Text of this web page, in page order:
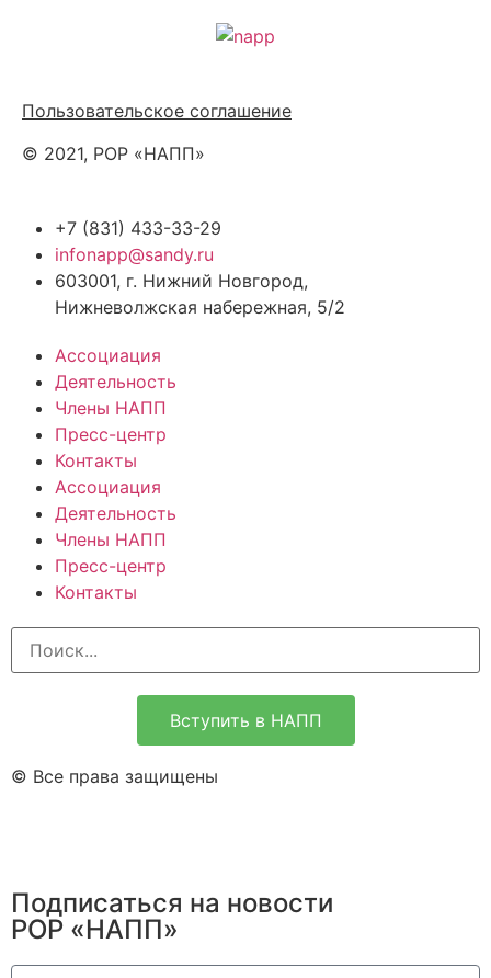
Пользовательское соглашение
© 2021, РОР «НАПП»
+7 (831) 433-33-29
infonapp@sandy.ru
603001, г. Нижний Новгород,
Нижневолжская набережная, 5/2
Ассоциация
Деятельность
Члены НАПП
Пресс-центр
Контакты
Ассоциация
Деятельность
Члены НАПП
Пресс-центр
Контакты
Вступить в НАПП
© Все права защищены
Подписаться на новости
РОР «НАПП»